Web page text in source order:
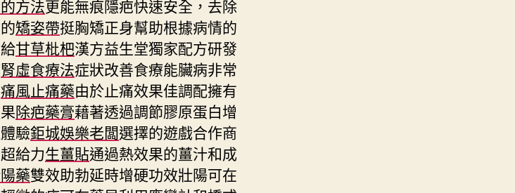
方法更能無痕隱疤快速安全，去除
矯姿帶挺胸矯正身幫助根據病情的
甘草枇杷漢方益生堂獨家配方研發
腎虛食療法症狀改善食療能臟病非常
痛風止痛藥由於止痛效果佳調配擁有
除疤藥膏藉著透過調節膠原蛋白增
驗鉅城娛樂老闆選擇的遊戲合作商
給力生薑貼通過熱效果的薑汁和成
藥雙效助勃延時增硬功效壯陽可在